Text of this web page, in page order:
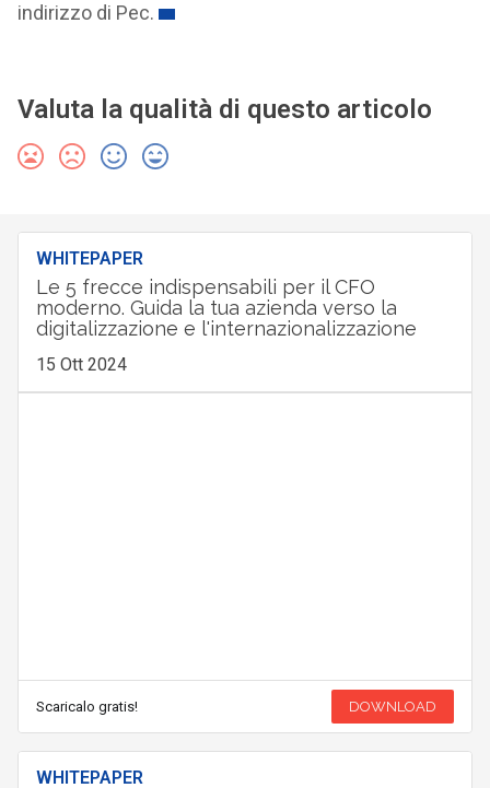
indirizzo di Pec.
Valuta la qualità di questo articolo
WHITEPAPER
Le 5 frecce indispensabili per il CFO
moderno. Guida la tua azienda verso la
digitalizzazione e l'internazionalizzazione
15 Ott 2024
Scaricalo gratis! DOWNLOAD
WHITEPAPER